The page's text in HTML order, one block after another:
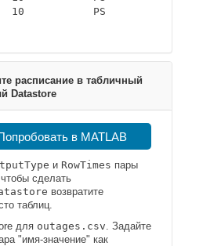
10           PS
расписание в табличный
Datastore
в MATLAB
и RowTimes пары
сделать
возвратите
таблиц.
для outages.csv. Задайте
"имя-значение" как